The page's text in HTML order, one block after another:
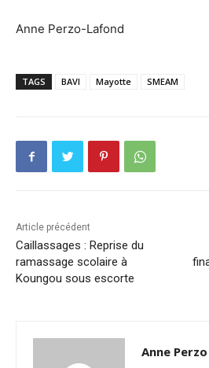
Anne Perzo-Lafond
TAGS BAVI Mayotte SMEAM
Article précédent
Caillassages : Reprise du
ramassage scolaire à
Koungou sous escorte
Anne Perzo